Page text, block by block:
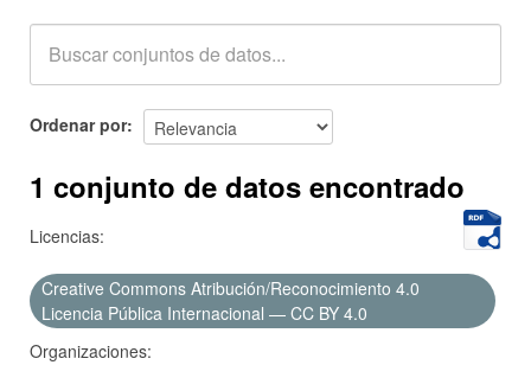
Acerca de
Ordenar por
1 conjunto de datos encontrado
Licencias:
Creative Commons Atribución/Reconocimiento 4.0
Licencia Pública Internacional — CC BY 4.0
Organizaciones: